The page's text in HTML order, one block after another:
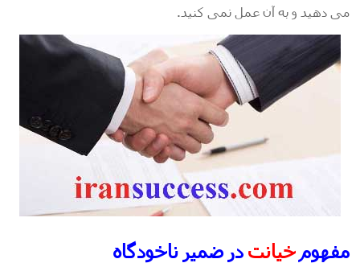
می دهید و به آن عمل نمی کنید.
مفهومخیانت در ضمیر ناخودگاه